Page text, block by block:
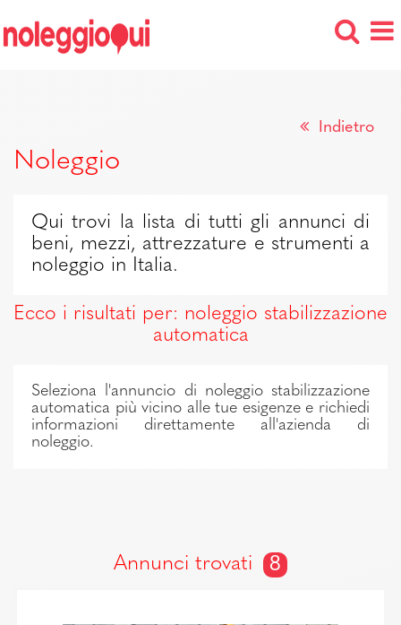
Indietro
Noleggio
Qui trovi la lista di tutti gli annunci di
beni, mezzi, attrezzature e strumenti a
noleggio in Italia.
Ecco i risultati per: noleggio stabilizzazione
automatica
Seleziona l'annuncio di noleggio stabilizzazione
automatica più vicino alle tue esigenze e richiedi
informazioni direttamente all'azienda di
noleggio.
Annunci trovati 8